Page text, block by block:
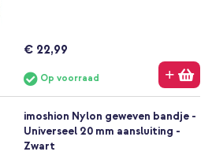
€ 22,99
Op voorraad
imoshion Nylon geweven bandje -
Universeel 20 mm aansluiting -
Zwart